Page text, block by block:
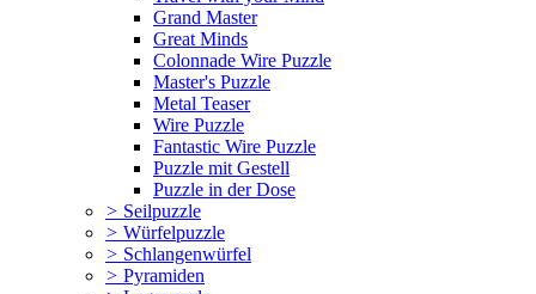
Grand Master
Great Minds
Colonnade Wire Puzzle
Master's Puzzle
Metal Teaser
Wire Puzzle
Fantastic Wire Puzzle
Puzzle mit Gestell
Puzzle in der Dose
> Seilpuzzle
> Würfelpuzzle
> Schlangenwürfel
> Pyramiden